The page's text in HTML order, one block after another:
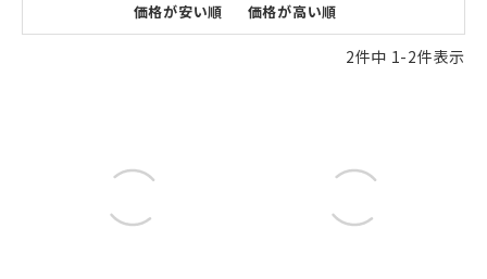
価格が安い順
価格が高い順
2件中 1-2件表示